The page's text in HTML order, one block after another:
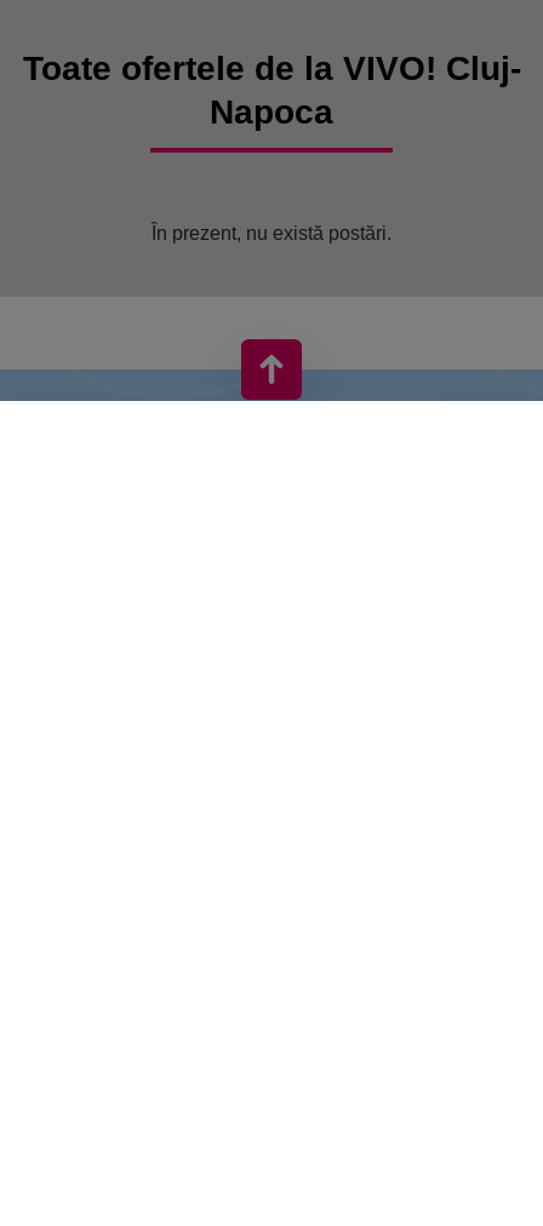
Toate ofertele de la VIVO! Cluj-
Napoca
În prezent, nu există postări.